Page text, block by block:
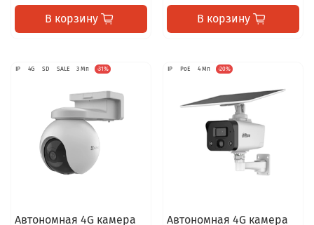
В корзину В корзину
IP 4G SD SALE 3 Мп -31%
Автономная 4G камера
IP PoE 4 Мп -20%
Автономная 4G камера